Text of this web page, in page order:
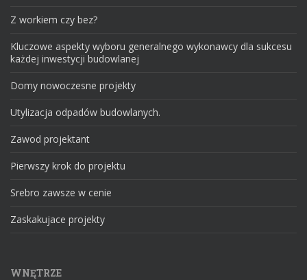
Z workiem czy bez?
Kluczowe aspekty wyboru generalnego wykonawcy dla sukcesu
każdej inwestycji budowlanej
Domy nowoczesne projekty
Utylizacja odpadów budowlanych.
Zawod projektant
Pierwszy krok do projektu
Srebro zawsze w cenie
Zaskakujace projekty
WNĘTRZE